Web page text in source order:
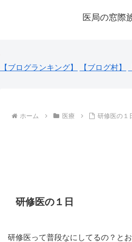
医局の窓際
【ブログランキング】 【ブログ村】
ホーム 医療 研修医の１
研修医の１日
研修医って普段なにしてるの？と